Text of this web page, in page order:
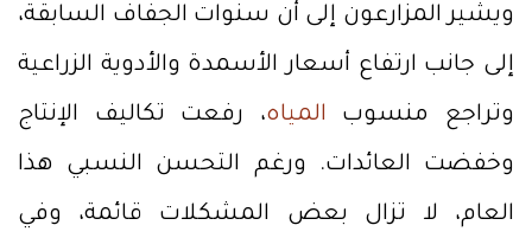
ويشير المزارعون إلى أن سنوات الجفاف السابقة،
إلى جانب ارتفاع أسعار الأسمدة والأدوية الزراعية
وتراجع منسوب المياه، رفعت تكاليف الإنتاج
وخفضت العائدات. ورغم التحسن النسبي هذا
العام، لا تزال بعض المشكلات قائمة، وفي